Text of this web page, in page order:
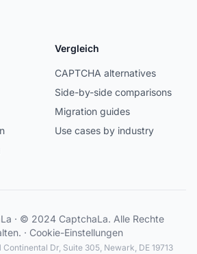
Vergleich
CAPTCHA alternatives
Side-by-side comparisons
Migration guides
Use cases by industry
· © 2024 CaptchaLa. Alle Rechte
· Cookie-Einstellungen
Continental Dr, Suite 305, Newark, DE 19713